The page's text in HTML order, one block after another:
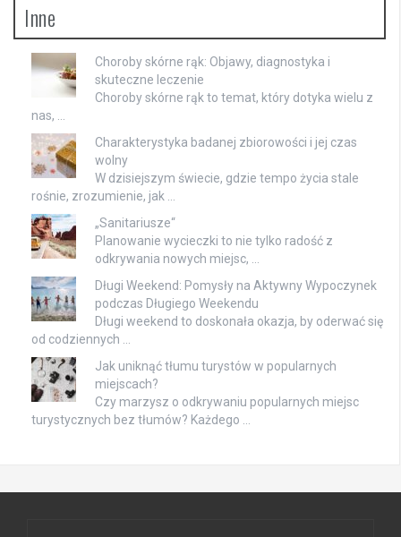
Inne
Choroby skórne rąk: Objawy, diagnostyka i
skuteczne leczenie
Choroby skórne rąk to temat, który dotyka wielu z
nas, …
Charakterystyka badanej zbiorowości i jej czas
wolny
W dzisiejszym świecie, gdzie tempo życia stale
rośnie, zrozumienie, jak …
„Sanitariusze“
Planowanie wycieczki to nie tylko radość z
odkrywania nowych miejsc, …
Długi Weekend: Pomysły na Aktywny Wypoczynek
podczas Długiego Weekendu
Długi weekend to doskonała okazja, by oderwać się
od codziennych …
Jak uniknąć tłumu turystów w popularnych
miejscach?
Czy marzysz o odkrywaniu popularnych miejsc
turystycznych bez tłumów? Każdego …